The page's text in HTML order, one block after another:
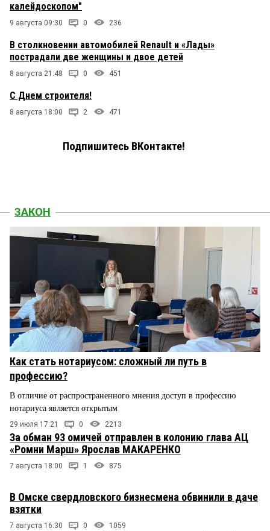
калейдоскопом"
9 августа 09:30 0 236
В столкновении автомобилей Renault и «Лады»
пострадали две женщины и двое детей
8 августа 21:48 0 451
С Днем строителя!
8 августа 18:00 2 471
Подпишитесь ВКонтакте!
ЗАКОН
Как стать нотариусом: сложный ли путь в
профессию?
В отличие от распространенного мнения доступ в профессию
нотариуса является открытым
29 июля 17:21 0 2213
За обман 93 омичей отправлен в колонию глава АЦ
«Ромни Марш» Ярослав МАКАРЕНКО
7 августа 18:00 1 875
В Омске свердловского бизнесмена обвинили в даче
взятки
7 августа 16:30 0 1059